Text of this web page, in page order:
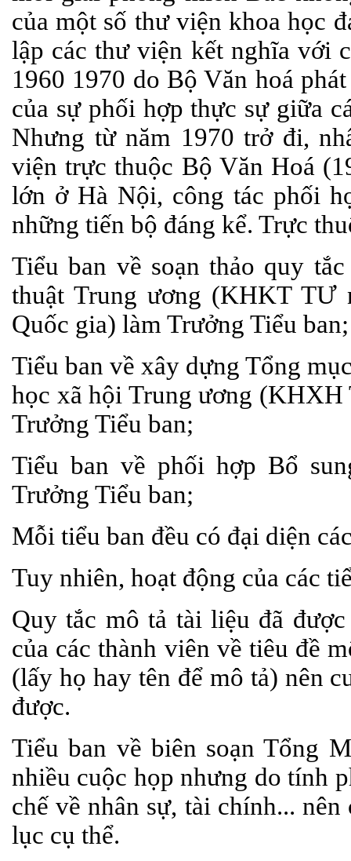
của một số thư viện khoa học
lập các thư viện kết nghĩa với
1960 1970 do Bộ Văn hoá
của sự phối hợp thực sự giữa
Nhưng từ năm 1970 trở đi,
viện trực thuộc Bộ Văn Hoá
lớn ở Hà Nội, công tác phối
những tiến bộ đáng kể. Trực
Tiểu ban về soạn thảo quy
thuật Trung ương (KHKT
Quốc gia) làm Trưởng Tiểu ban;
Tiểu ban về xây dựng Tổng
học xã hội Trung ương
Trưởng Tiểu ban;
Tiểu ban về phối hợp Bổ
Trưởng Tiểu ban;
Mỗi tiểu ban đều có đại diện
Tuy nhiên, hoạt động của các
Quy tắc mô tả tài liệu đã
của các thành viên về tiêu đề
(lấy họ hay tên để mô tả) nên
được.
Tiểu ban về biên soạn Tổng
nhiều cuộc họp nhưng do tính
chế về nhân sự, tài chính...
lục cụ thể.